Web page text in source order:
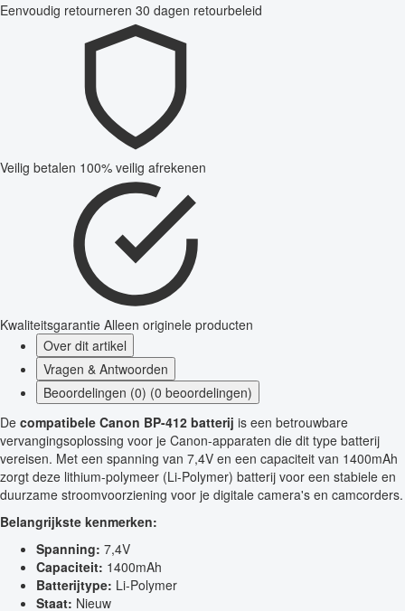
Eenvoudig retourneren 30 dagen retourbeleid
Veilig betalen 100% veilig afrekenen
Kwaliteitsgarantie Alleen originele producten
Over dit artikel
Vragen & Antwoorden
Beoordelingen (0) (0 beoordelingen)
De compatibele Canon BP-412 batterij is een betrouwbare
vervangingsoplossing voor je Canon-apparaten die dit type batterij
vereisen. Met een spanning van 7,4V en een capaciteit van 1400mAh
zorgt deze lithium-polymeer (Li-Polymer) batterij voor een stabiele en
duurzame stroomvoorziening voor je digitale camera's en camcorders.
Belangrijkste kenmerken:
Spanning: 7,4V
Capaciteit: 1400mAh
Batterijtype: Li-Polymer
Staat: Nieuw